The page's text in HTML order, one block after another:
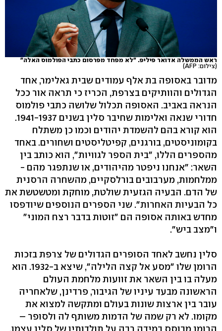
ראש הממשלה אדואר פיליפ. "לא מפחד מפרסום כתבי הפולמוס האלה"
(צילום: AFP)
מדובר באסופה בת אלף עמודים שבית גאלימר, אחד
הגדולים והוותיקים בצרפת, הכריז כי תראה אור ככל
הנראה באביב. האסופה תכלול שלושה כתבי פולמוס
חדורי שנאה ואלימות שחיבר סלין בשנים 1941-1937.
הוא קורא בהם להשמדת יהודים וכמו כן משתלח
בקומוניסטים, בורגנים, קפיטליסטים ושחורים. באחד
מהספרים הללו, "בית הספר לגוויות", הוא כותב בין
השאר: "אנחנו ניפטר מהיהודים, או שנתפגר מהם -
ממלחמות, מערבובים בורלסקיים, מהשחרה הרסנית
של הדם. הבעיה הגזעית שולטת, מוחקת ומטשטשת את
כל הבעיות האחרות". שני הספרים הנוספים שיודפסו
מחדש באותה אסופה הם "זוטות בדבר רצח המוני"
ו"מצב ביש".
סלין נחשב לאחד הסופרים הגדולים של צרפת בזכות
הרומן שלו "מסע אל קצה הלילה", שיצא ב-1932. הוא
מעלה בו בין השאר את זוועות מלחמת העולם
הראשונה מבעד עיניו של הגיבור, פרדינן, שלאחריה
עובר בין ארצות שונות בעולם ומתקשה למצוא את
מקומו. לא רק שמה של הדמות משותף לה ולסופר –